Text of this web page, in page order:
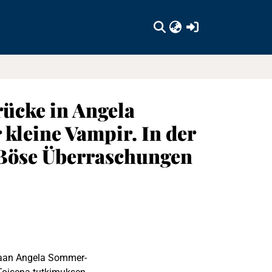
in Angela
Vampir. In der
Überraschungen
Angela Sommer-